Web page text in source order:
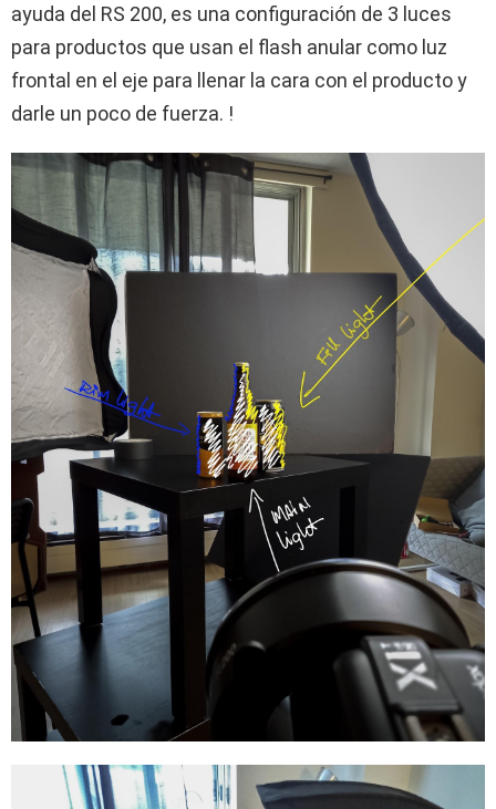
ayuda del RS 200, es una configuración de 3 luces
para productos que usan el flash anular como luz
frontal en el eje para llenar la cara con el producto y
darle un poco de fuerza. !